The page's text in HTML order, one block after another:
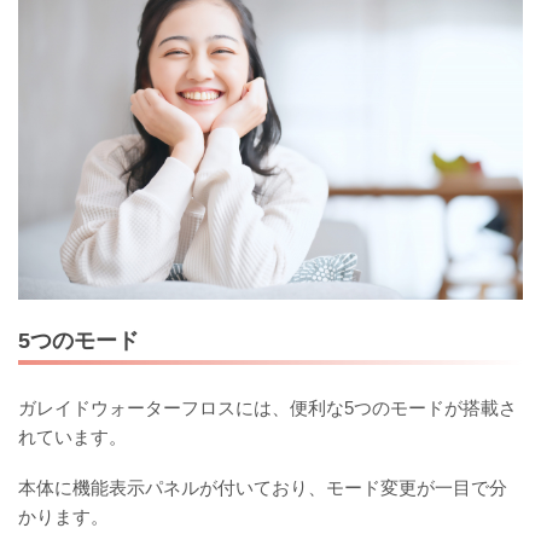
5つのモード
ガレイドウォーターフロスには、便利な5つのモードが搭載さ
れています。
本体に機能表示パネルが付いており、モード変更が一目で分
かります。